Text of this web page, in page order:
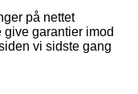
på nettet
garantier imod
vi sidste gang